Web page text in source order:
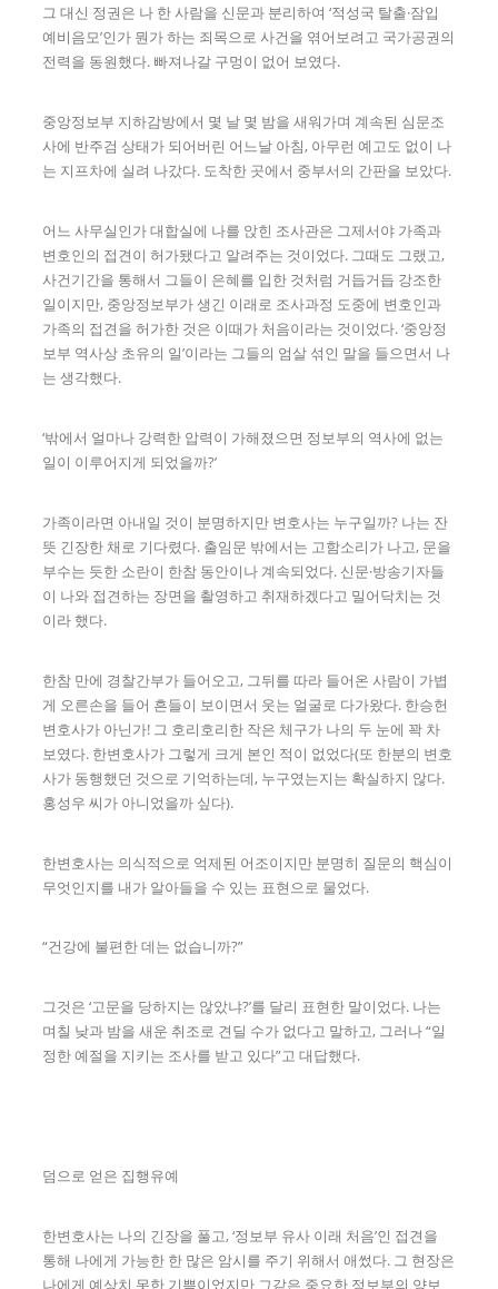
그 대신 정권은 나 한 사람을 신문과 분리하여 ‘적성국 탈출·잠입
예비음모’인가 뭔가 하는 죄목으로 사건을 엮어보려고 국가공권의
전력을 동원했다. 빠져나갈 구멍이 없어 보였다.
중앙정보부 지하감방에서 몇 날 몇 밤을 새워가며 계속된 심문조
사에 반주검 상태가 되어버린 어느날 아침, 아무런 예고도 없이 나
는 지프차에 실려 나갔다. 도착한 곳에서 중부서의 간판을 보았다.
어느 사무실인가 대합실에 나를 앉힌 조사관은 그제서야 가족과
변호인의 접견이 허가됐다고 알려주는 것이었다. 그때도 그랬고,
사건기간을 통해서 그들이 은혜를 입한 것처럼 거듭거듭 강조한
일이지만, 중앙정보부가 생긴 이래로 조사과정 도중에 변호인과
가족의 접견을 허가한 것은 이때가 처음이라는 것이었다. ‘중앙정
보부 역사상 초유의 일’이라는 그들의 엄살 섞인 말을 들으면서 나
는 생각했다.
‘밖에서 얼마나 강력한 압력이 가해졌으면 정보부의 역사에 없는
일이 이루어지게 되었을까?’
가족이라면 아내일 것이 분명하지만 변호사는 누구일까? 나는 잔
뜻 긴장한 채로 기다렸다. 출임문 밖에서는 고함소리가 나고, 문을
부수는 듯한 소란이 한참 동안이나 계속되었다. 신문·방송기자들
이 나와 접견하는 장면을 촬영하고 취재하겠다고 밀어닥치는 것
이라 했다.
한참 만에 경찰간부가 들어오고, 그뒤를 따라 들어온 사람이 가볍
게 오른손을 들어 흔들이 보이면서 웃는 얼굴로 다가왔다. 한승헌
변호사가 아닌가! 그 호리호리한 작은 체구가 나의 두 눈에 꽉 차
보였다. 한변호사가 그렇게 크게 본인 적이 없었다(또 한분의 변호
사가 동행했던 것으로 기억하는데, 누구였는지는 확실하지 않다.
홍성우 씨가 아니었을까 싶다).
한변호사는 의식적으로 억제된 어조이지만 분명히 질문의 핵심이
무엇인지를 내가 알아들을 수 있는 표현으로 물었다.
“건강에 불편한 데는 없습니까?”
그것은 ‘고문을 당하지는 않았냐?’를 달리 표현한 말이었다. 나는
며칠 낮과 밤을 새운 취조로 견딜 수가 없다고 말하고, 그러나 “일
정한 예절을 지키는 조사를 받고 있다”고 대답했다.
덤으로 얻은 집행유예
한변호사는 나의 긴장을 풀고, ‘정보부 유사 이래 처음’인 접견을
통해 나에게 가능한 한 많은 암시를 주기 위해서 애썼다. 그 현장은
나에게 예상치 못한 기쁨이었지만 그같은 중요한 정보부의 양보